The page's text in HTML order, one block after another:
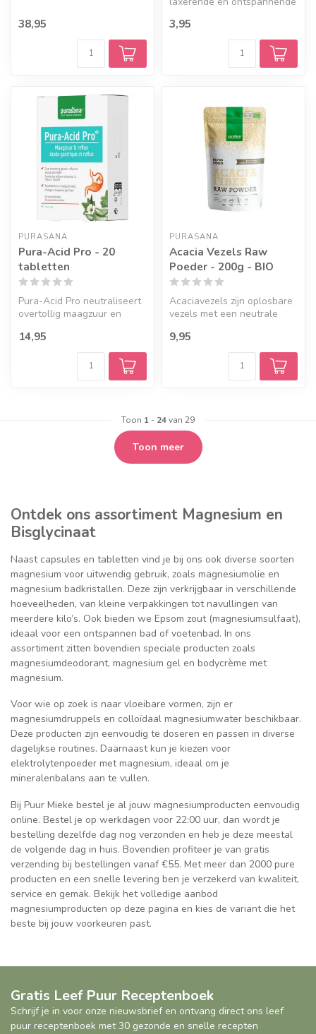
38,95 3,95
PURASANA
Pura-Acid Pro - 20
tabletten
Pura-Acid Pro neutraliseert
overtollig maagzuur en
De...
14,95
PURASANA
Acacia Vezels Raw
Poeder - 200g - BIO
Acaciavezels zijn oplosbare
vezels met een neutrale
g...
9,95
Toon 1 - 24van 29
Toon meer
Ontdek ons assortiment Magnesium en
Bisglycinaat
Naast capsules en tabletten vind je bij ons ook diverse soorten
magnesium voor uitwendig gebruik, zoals magnesiumolie en
magnesium badkristallen. Deze zijn verkrijgbaar in verschillende
hoeveelheden, van kleine verpakkingen tot navullingen van
meerdere kilo’s. Ook bieden we Epsom zout (magnesiumsulfaat),
ideaal voor een ontspannen bad of voetenbad. In ons
assortiment zitten bovendien speciale producten zoals
magnesiumdeodorant, magnesium gel en bodycrème met
magnesium.
Voor wie op zoek is naar vloeibare vormen, zijn er
magnesiumdruppels en colloïdaal magnesiumwater beschikbaar.
Deze producten zijn eenvoudig te doseren en passen in diverse
dagelijkse routines. Daarnaast kun je kiezen voor
elektrolytenpoeder met magnesium, ideaal om je
mineralenbalans aan te vullen.
Bij Puur Mieke bestel je al jouw magnesiumproducten eenvoudig
online. Bestel je op werkdagen voor 22:00 uur, dan wordt je
bestelling dezelfde dag nog verzonden en heb je deze meestal
de volgende dag in huis. Bovendien profiteer je van gratis
verzending bij bestellingen vanaf €55. Met meer dan 2000 pure
producten en een snelle levering ben je verzekerd van kwaliteit,
service en gemak. Bekijk het volledige aanbod
magnesiumproducten op deze pagina en kies de variant die het
beste bij jouw voorkeuren past.
Gratis Leef Puur Receptenboek
Schrijf je in voor onze nieuwsbrief en ontvang direct ons leef
puur receptenboek met 30 gezonde en snelle recepten